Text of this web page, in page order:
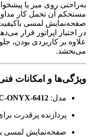
به‌راحتی روی میز یا
مستحکم آن تحمل کار
صفحه‌نمایش لمسی باکیفیت
در اختیار اپراتور قرار
علاوه بر کاربردی بودن،
می‌بخشد.
ویژگی‌ها و امکانات
مدل: ONYX-6412
پردازنده پرقدرت
صفحه‌نمایش لمسی